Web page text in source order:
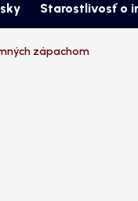
Starostlivosť o
zápachom